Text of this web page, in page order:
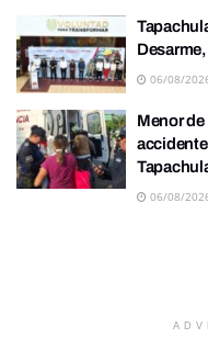
Desarme,
06/08/
Menor
06/08/